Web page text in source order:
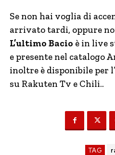
Se non hai voglia di
arrivato tardi, oppure
L’ultimo Bacio è in live
e presente nel catalogo
inoltre è disponibile per
su Rakuten Tv e Chili..
TAG